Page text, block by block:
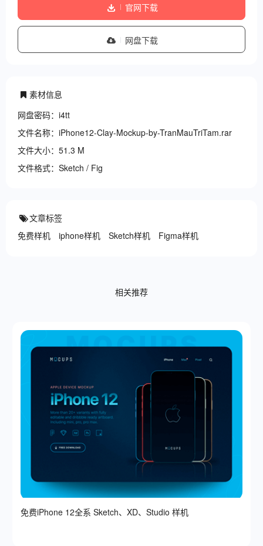
官网下载
网盘下载
素材信息
网盘密码：i4tt
文件名称：iPhone12-Clay-Mockup-by-TranMauTriTam.rar
文件大小：51.3 M
文件格式：Sketch / Fig
文章标签
免费样机
iphone样机 Sketch样机 Figma样机
相关推荐
免费iPhone 12全系 Sketch、XD、Studio 样机